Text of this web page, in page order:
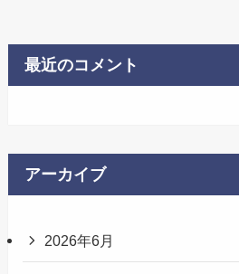
最近のコメント
アーカイブ
2026年6月